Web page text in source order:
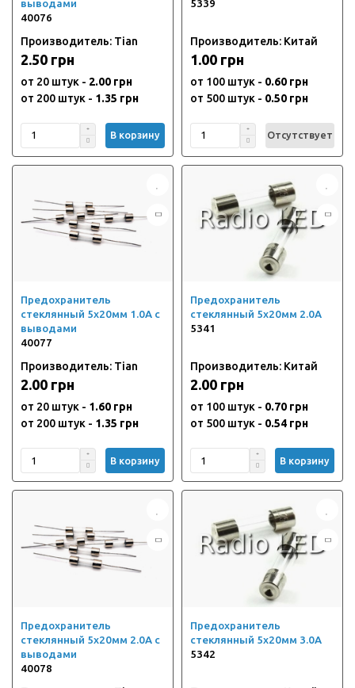
выводами
40076
Производитель: Tian
2.50 грн
от 20 штук - 2.00 грн
от 200 штук - 1.35 грн
В корзину
5339
Производитель: Китай
1.00 грн
от 100 штук - 0.60 грн
от 500 штук - 0.50 грн
Отсутствует
Предохранитель
стеклянный 5х20мм 1.0А с
выводами
40077
Производитель: Tian
2.00 грн
от 20 штук - 1.60 грн
от 200 штук - 1.35 грн
В корзину
Предохранитель
стеклянный 5х20мм 2.0А
5341
Производитель: Китай
2.00 грн
от 100 штук - 0.70 грн
от 500 штук - 0.54 грн
В корзину
Предохранитель
стеклянный 5х20мм 2.0А с
выводами
40078
Предохранитель
стеклянный 5х20мм 3.0А
5342